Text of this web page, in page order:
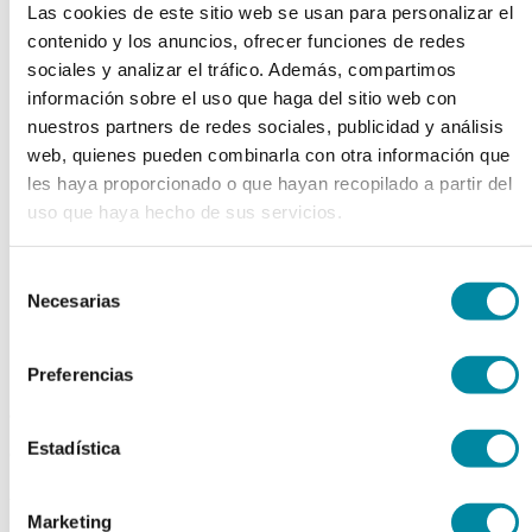
Las cookies de este sitio web se usan para personalizar el
contenido y los anuncios, ofrecer funciones de redes
sociales y analizar el tráfico. Además, compartimos
información sobre el uso que haga del sitio web con
nuestros partners de redes sociales, publicidad y análisis
web, quienes pueden combinarla con otra información que
les haya proporcionado o que hayan recopilado a partir del
uso que haya hecho de sus servicios.
Necesarias
Preferencias
Estadística
Marketing
chevron_left chevron_right
consigue 15 puntos de fidelización
FAMOTIDINA